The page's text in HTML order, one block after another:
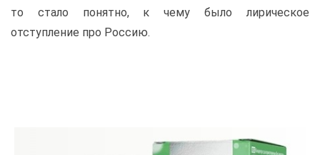
то стало понятно, к чему было лирическое
отступление про Россию.